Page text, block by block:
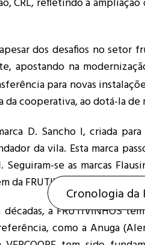
dos desafios no setor
apostando na
para novas
da cooperativa, ao dotá-la
D. Sancho I, criada
da vila. Esta marca
se as marcas
da FRUTIVINHOS no
a FRUTIVINHOS
como a Anuga
Cronologia da